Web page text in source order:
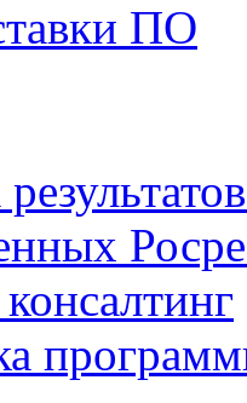
ПО